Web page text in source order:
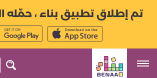
تم إطلاق تطبيق بناء ، حمّله